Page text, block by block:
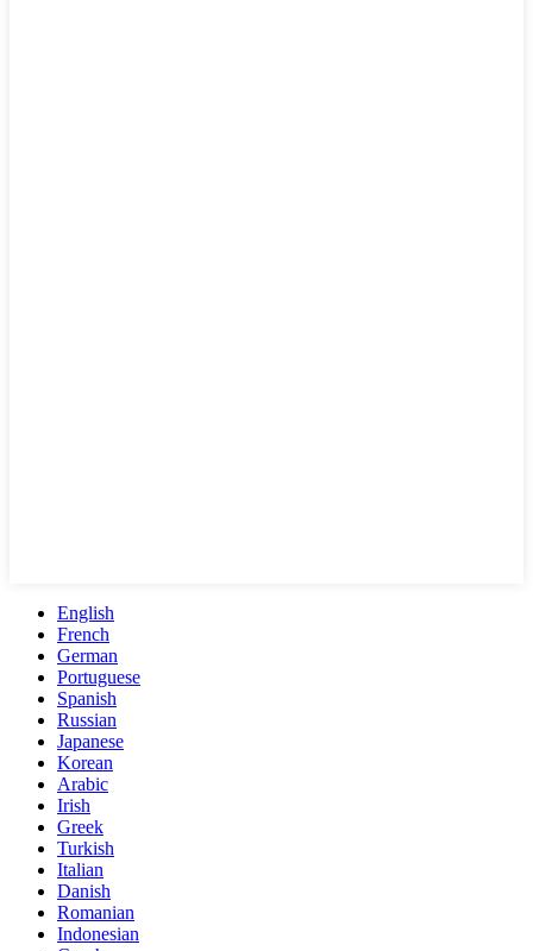
English
French
German
Portuguese
Spanish
Russian
Japanese
Korean
Arabic
Irish
Greek
Turkish
Italian
Danish
Romanian
Indonesian